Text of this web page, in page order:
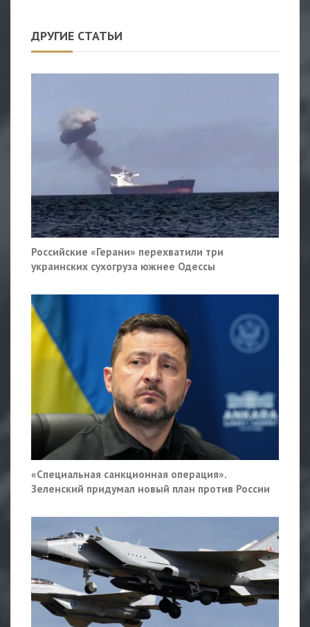
ДРУГИЕ СТАТЬИ
Российские «Герани» перехватили три
украинских сухогруза южнее Одессы
«Специальная санкционная операция».
Зеленский придумал новый план против России